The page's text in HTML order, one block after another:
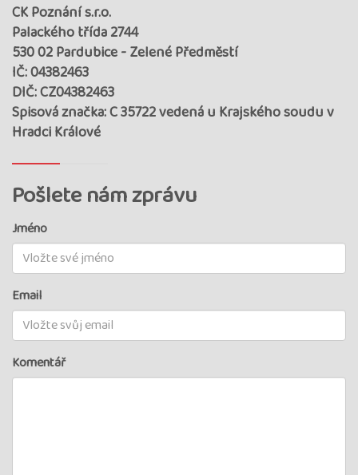
CK Poznání s.r.o.
Palackého třída 2744
530 02 Pardubice - Zelené Předměstí
IČ: 04382463
DIČ: CZ04382463
Spisová značka: C 35722 vedená u Krajského soudu v
Hradci Králové
Pošlete nám zprávu
Jméno
Email
Komentář